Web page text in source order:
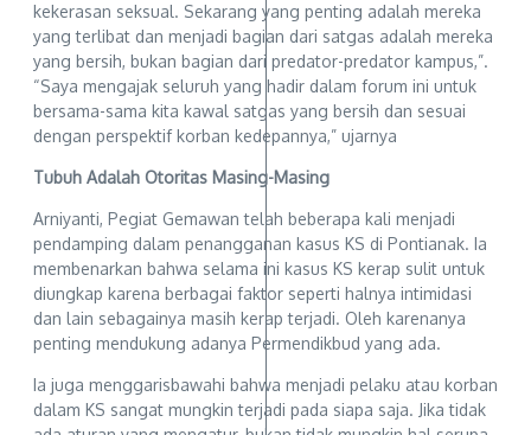
kekerasan seksual. Sekarang yang penting adalah mereka
yang terlibat dan menjadi bagian dari satgas adalah mereka
yang bersih, bukan bagian dari predator-predator kampus,”.
“Saya mengajak seluruh yang hadir dalam forum ini untuk
bersama-sama kita kawal satgas yang bersih dan sesuai
dengan perspektif korban kedepannya,” ujarnya
Tubuh Adalah Otoritas Masing-Masing
Arniyanti, Pegiat Gemawan telah beberapa kali menjadi
pendamping dalam penangganan kasus KS di Pontianak. Ia
membenarkan bahwa selama ini kasus KS kerap sulit untuk
diungkap karena berbagai faktor seperti halnya intimidasi
dan lain sebagainya masih kerap terjadi. Oleh karenanya
penting mendukung adanya Permendikbud yang ada.
Ia juga menggarisbawahi bahwa menjadi pelaku atau korban
dalam KS sangat mungkin terjadi pada siapa saja. Jika tidak